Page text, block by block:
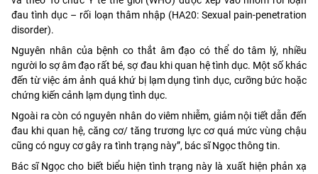
đau tình dục – rối loạn thâm nhập (HA20: Sexual pain-penetration
disorder).
Nguyên nhân của bệnh co thắt âm đạo có thể do tâm lý, nhiều
người lo sợ âm đạo rất bé, sợ đau khi quan hệ tình dục. Một số khác
đến từ việc ám ảnh quá khứ bị lạm dụng tình dục, cưỡng bức hoặc
chứng kiến cảnh lạm dụng tình dục.
Ngoài ra còn có nguyên nhân do viêm nhiễm, giảm nội tiết dẫn đến
đau khi quan hệ, căng cơ/ tăng trương lực cơ quá mức vùng chậu
cũng có nguy cơ gây ra tình trạng này”, bác sĩ Ngọc thông tin.
Bác sĩ Ngọc cho biết biểu hiện tình trạng này là xuất hiện phản xạ